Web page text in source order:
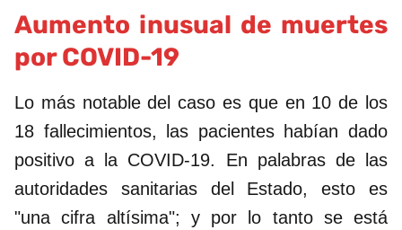
Aumento inusual de muertes
por COVID-19
Lo más notable del caso es que en 10 de los
18 fallecimientos, las pacientes habían dado
positivo a la COVID-19. En palabras de las
autoridades sanitarias del Estado, esto es
"una cifra altísima"; y por lo tanto se está